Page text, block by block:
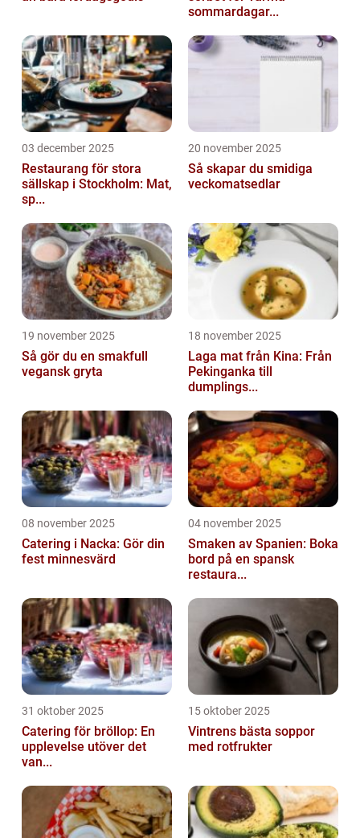
sommardagar...
03 december 2025
Restaurang för stora
sällskap i Stockholm: Mat,
sp...
20 november 2025
Så skapar du smidiga
veckomatsedlar
19 november 2025
Så gör du en smakfull
vegansk gryta
18 november 2025
Laga mat från Kina: Från
Pekinganka till
dumplings...
08 november 2025
Catering i Nacka: Gör din
fest minnesvärd
04 november 2025
Smaken av Spanien: Boka
bord på en spansk
restaura...
31 oktober 2025
Catering för bröllop: En
upplevelse utöver det
van...
15 oktober 2025
Vintrens bästa soppor
med rotfrukter